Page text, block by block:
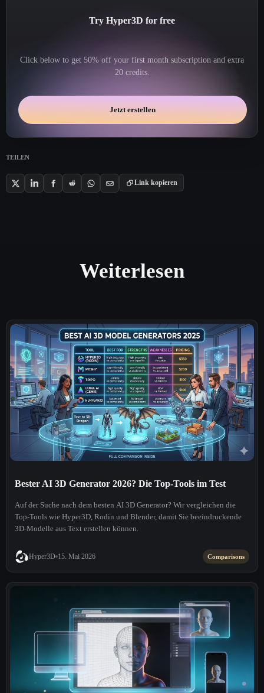
Try Hyper3D for free
Click below to get 50% off your first month subscription and extra
20 credits.
Jetzt erstellen
TEILEN
Link kopieren
Weiterlesen
Bester AI 3D Generator 2026? Die Top-Tools im Test
Auf der Suche nach dem besten AI 3D Generator? Wir vergleichen die
Top-Tools wie Hyper3D, Rodin und Blender, damit Sie beeindruckende
3D-Modelle aus Text erstellen können.
Hyper3D 15. Mai 2026 Comparisons